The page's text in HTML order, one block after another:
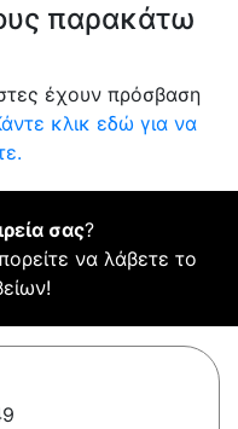
παρακάτω
έχουν πρόσβαση
κλικ εδώ για να
σας?
να λάβετε το